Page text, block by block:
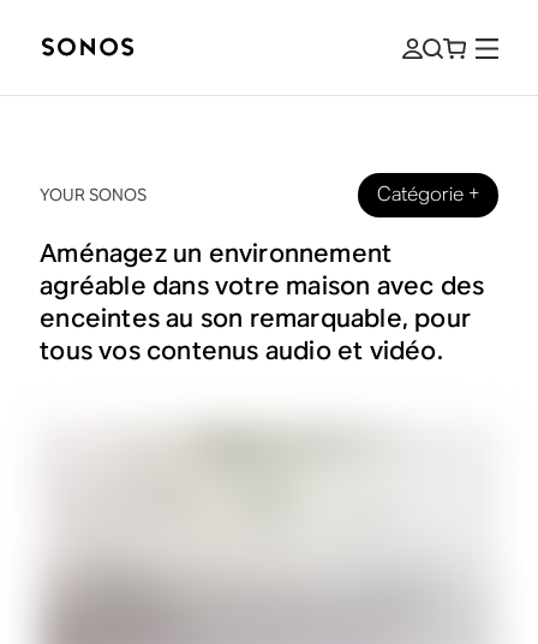
YOUR SONOS Catégorie+
Aménagez un environnement
agréable dans votre maison avec des
enceintes au son remarquable, pour
tous vos contenus audio et vidéo.